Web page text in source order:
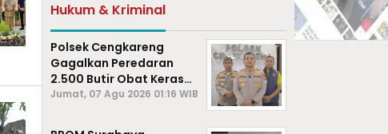
Hukum & Kriminal
Polsek Cengkareng
Gagalkan Peredaran
2.500 Butir Obat Keras
Daftar G, Satu Pengedar
Jumat, 07 Agu 2026 01:16 WIB